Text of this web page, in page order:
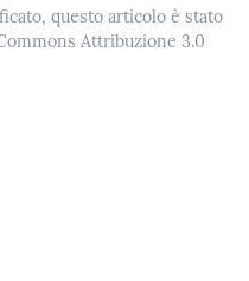
questo articolo è stato
Attribuzione 3.0